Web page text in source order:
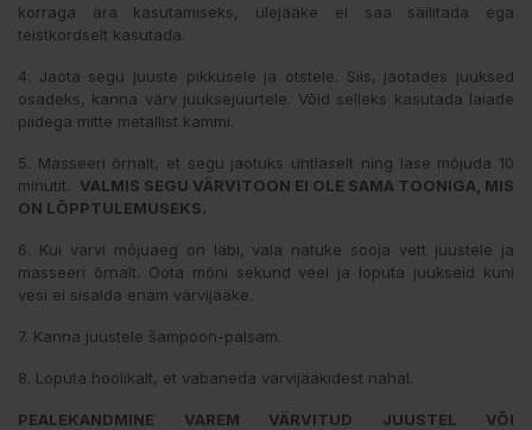
korraga ära kasutamiseks, ülejääke ei saa säilitada ega
teistkordselt kasutada.
4. Jaota segu juuste pikkusele ja otstele. Siis, jaotades juuksed
osadeks, kanna värv juuksejuurtele. Võid selleks kasutada laiade
piidega mitte metallist kammi.
5. Masseeri õrnalt, et segu jaotuks ühtlaselt ning lase mõjuda 10
minutit. VALMIS SEGU VÄRVITOON EI OLE SAMA TOONIGA, MIS
ON LÕPPTULEMUSEKS.
6. Kui värvi mõjuaeg on läbi, vala natuke sooja vett juustele ja
masseeri õrnalt. Oota mõni sekund veel ja loputa juukseid kuni
vesi ei sisalda enam värvijääke.
7. Kanna juustele šampoon-palsam.
8. Loputa hoolikalt, et vabaneda värvijääkidest nahal.
PEALEKANDMINE VAREM VÄRVITUD JUUSTEL VÕI